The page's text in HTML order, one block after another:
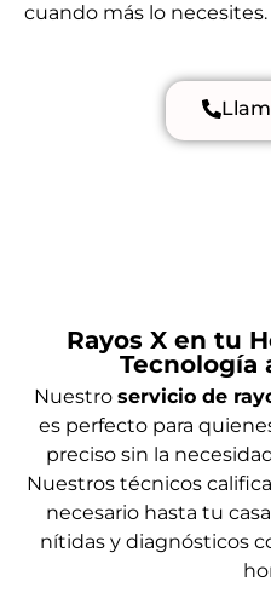
cuando más lo necesites.
Rayos X en tu
Tecnología
Nuestro servicio de
es perfecto para
preciso sin la
Nuestros técnicos
necesario hasta tu
nítidas y diagnósticos